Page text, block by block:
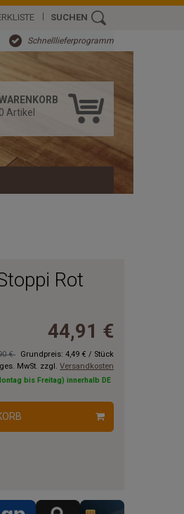
SUCHEN
Schnelllieferprogramm
0 Artikel
Rot
44,91 €
€ Grundpreis: 4,49 € / Stück
MwSt. zzgl. Versandkosten
bis Freitag) innerhalb DE